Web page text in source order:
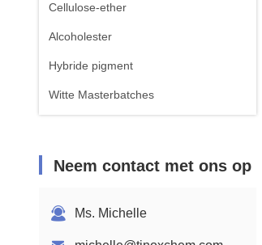
Cellulose-ether
Alcoholester
Hybride pigment
Witte Masterbatches
Neem contact met ons op
Ms. Michelle